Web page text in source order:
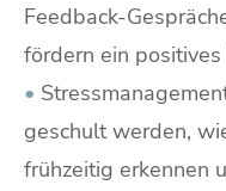
Feedback-
fördern ein
•
geschult werden,
frühzeitig erkennen